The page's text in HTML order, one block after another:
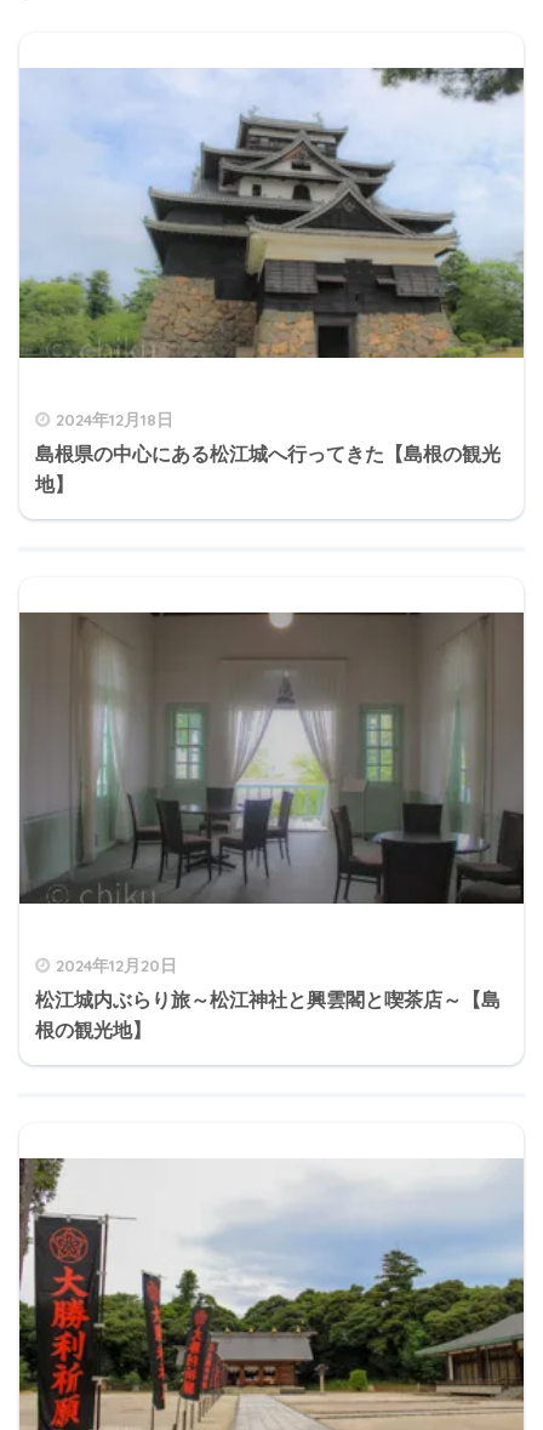
2024年12月18日
島根県の中心にある松江城へ行ってきた【島根の観光
地】
2024年12月20日
松江城内ぶらり旅～松江神社と興雲閣と喫茶店～【島
根の観光地】